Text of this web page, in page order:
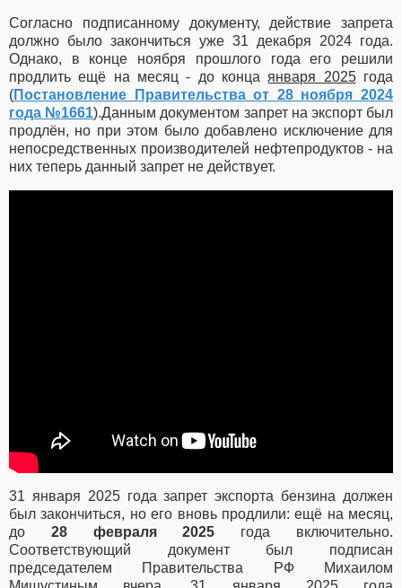
Согласно подписанному документу, действие запрета
должно было закончиться уже 31 декабря 2024 года.
Однако, в конце ноября прошлого года его решили
продлить ещё на месяц - до конца января 2025года
(Постановление Правительства от 28 ноября 2024
года №1661).Данным документом запрет на экспорт был
продлён, но при этом было добавлено исключение для
непосредственных производителей нефтепродуктов - на
них теперь данный запрет не действует.
31 января 2025 года запрет экспорта бензина должен
был закончиться, но его вновь продлили: ещё на месяц,
до 28 февраля 2025 года включительно.
Соответствующий документ был подписан
председателем Правительства РФ Михаилом